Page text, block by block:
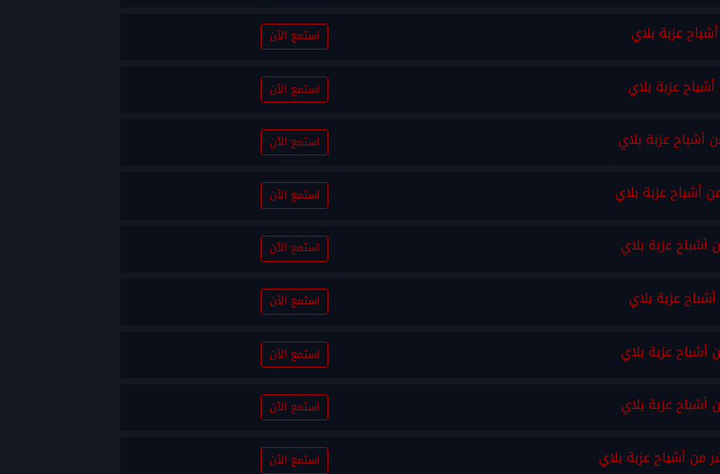
عزبة بلاي استمع الآن
عزبة بلاي استمع الآن
أشباح عزبة بلاي استمع الآن
أشباح عزبة بلاي استمع الآن
أشباح عزبة بلاي استمع الآن
عزبة بلاي استمع الآن
أشباح عزبة بلاي استمع الآن
أشباح عزبة بلاي استمع الآن
من أشباح عزبة بلاي استمع الآن